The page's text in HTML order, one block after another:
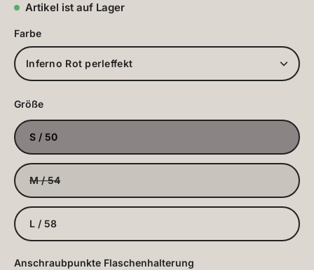
Artikel ist auf Lager
Farbe
Inferno Rot perleffekt
Größe
S / 50
M / 54
L / 58
Anschraubpunkte Flaschenhalterung